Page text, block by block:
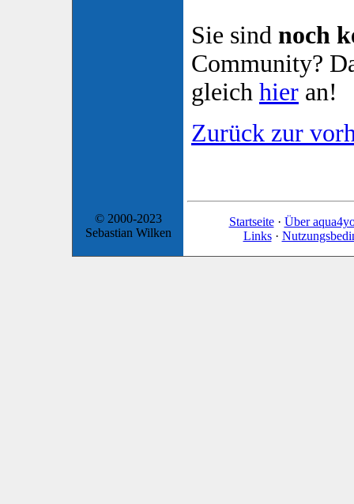
Sie sind noch
Community?
gleich hier an!
Zurück zur
© 2000-2023
Sebastian Wilken
Startseite· Über
Links·